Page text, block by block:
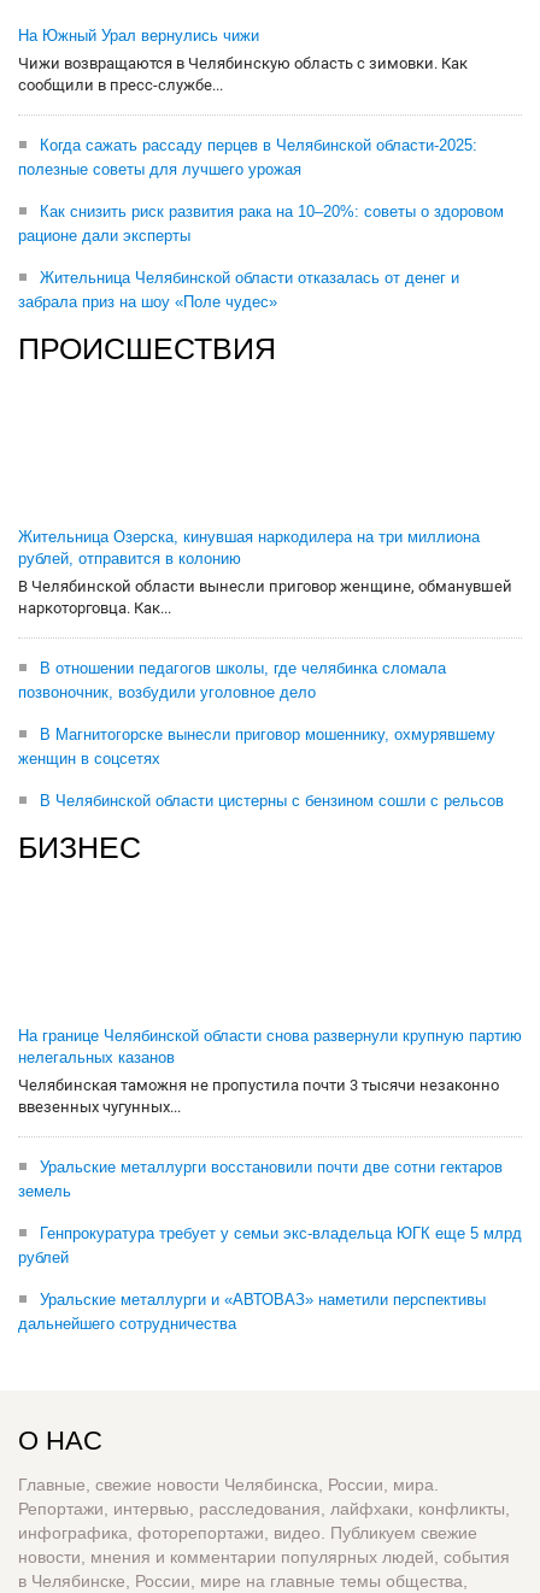
На Южный Урал вернулись чижи
Чижи возвращаются в Челябинскую область с зимовки. Как
сообщили в пресс-службе...
Когда сажать рассаду перцев в Челябинской области-2025:
полезные советы для лучшего урожая
Как снизить риск развития рака на 10–20%: советы о здоровом
рационе дали эксперты
Жительница Челябинской области отказалась от денег и
забрала приз на шоу «Поле чудес»
ПРОИСШЕСТВИЯ
Жительница Озерска, кинувшая наркодилера на три миллиона
рублей, отправится в колонию
В Челябинской области вынесли приговор женщине, обманувшей
наркоторговца. Как...
В отношении педагогов школы, где челябинка сломала
позвоночник, возбудили уголовное дело
В Магнитогорске вынесли приговор мошеннику, охмурявшему
женщин в соцсетях
В Челябинской области цистерны с бензином сошли с рельсов
БИЗНЕС
На границе Челябинской области снова развернули крупную партию
нелегальных казанов
Челябинская таможня не пропустила почти 3 тысячи незаконно
ввезенных чугунных...
Уральские металлурги восстановили почти две сотни гектаров
земель
Генпрокуратура требует у семьи экс-владельца ЮГК еще 5 млрд
рублей
Уральские металлурги и «АВТОВАЗ» наметили перспективы
дальнейшего сотрудничества
О НАС
Главные, свежие новости Челябинска, России, мира.
Репортажи, интервью, расследования, лайфхаки, конфликты,
инфографика, фоторепортажи, видео. Публикуем свежие
новости, мнения и комментарии популярных людей, события
в Челябинске, России, мире на главные темы общества,